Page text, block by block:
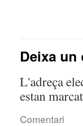
Deixa un
L'adreça
estan
Comentari